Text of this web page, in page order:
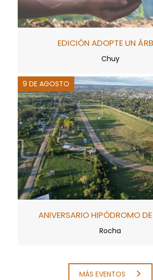
EDICIÓN ADOPTE UN
Chuy
9 DE AGOSTO
ANIVERSARIO HIPÓDROMO
Rocha
MÁS EVENTOS